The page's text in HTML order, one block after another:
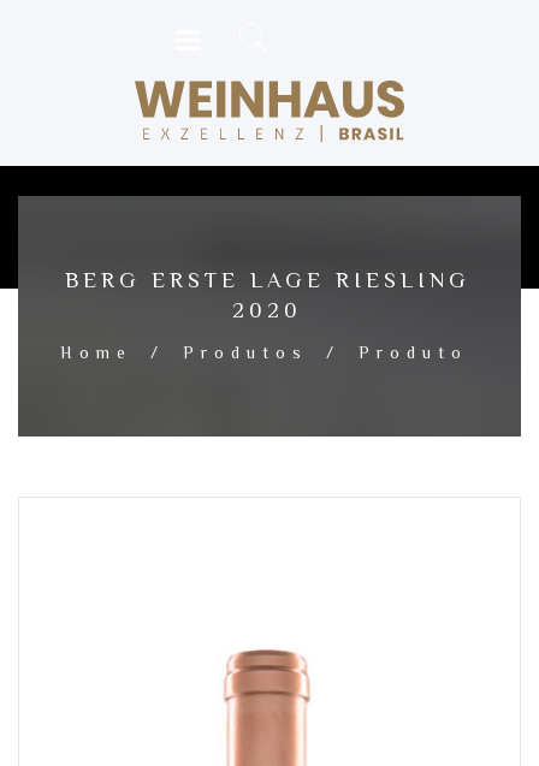
BERG ERSTE LAGE RIESLING
2020
Home / Produtos / Produto